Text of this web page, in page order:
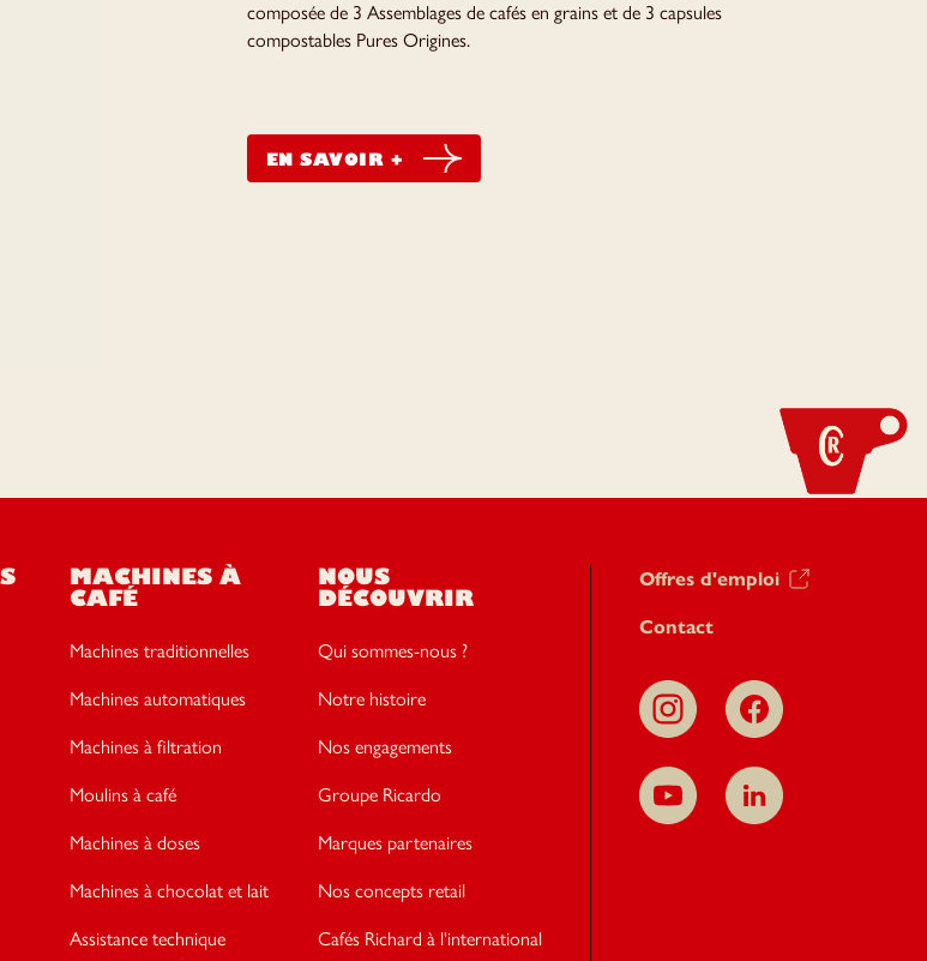
composée de 3 Assemblages de cafés en grains et de 3 capsules
compostables Pures Origines.
EN SAVOIR +
MACHINES À
CAFÉ
Machines traditionnelles
Machines automatiques
Machines à filtration
Moulins à café
Machines à doses
Machines à chocolat et lait
Assistance technique
NOUS
DÉCOUVRIR
Qui sommes-nous ?
Notre histoire
Nos engagements
Groupe Ricardo
Marques partenaires
Nos concepts retail
Cafés Richard à l'international
Offres d'emploi
Contact